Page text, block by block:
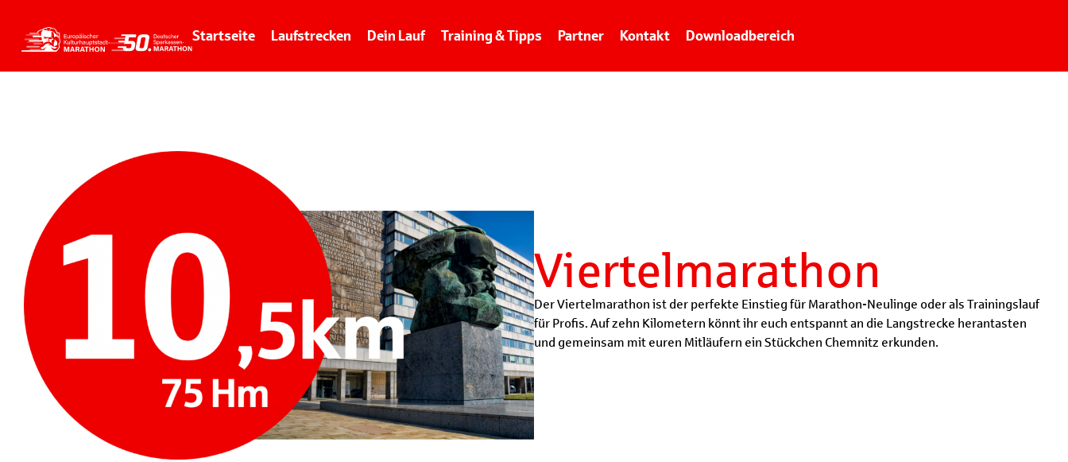
Startseite Laufstrecken Dein Lauf Training & Tipps Partner Kontakt Downloadbereich
Viertelmarathon
Der Viertelmarathon ist der perfekte Einstieg für Marathon-Neulinge oder als Trainingslauf
für Profis. Auf zehn Kilometern könnt ihr euch entspannt an die Langstrecke herantasten
und gemeinsam mit euren Mitläufern ein Stückchen Chemnitz erkunden.